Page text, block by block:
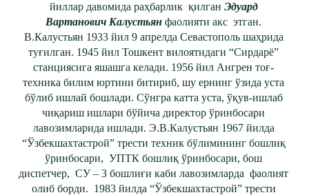
йиллар давомида раҳбарлик қилган Эдуард
Вартанович Калустьян фаолияти акс этган.
В.Калустьян 1933 йил 9 апрелда Севастополь шаҳрида
туғилган. 1945 йил Тошкент вилоятидаги “Сирдарё”
станциясига яшашга келади. 1956 йил Ангрен тоғ-
техника билим юртини битириб, шу ернинг ўзида уста
бўлиб ишлай бошлади. Сўнгра катта уста, ўқув-ишлаб
чиқариш ишлари бўйича директор ўринбосари
лавозимларида ишлади. Э.В.Калустьян 1967 йилда
“Ўзбекшахтастрой” трести техник бўлимининг бошлиқ
ўринбосари, УПТК бошлиқ ўринбосари, бош
диспетчер, СУ – 3 бошлиғи каби лавозимларда фаолият
олиб борди. 1983 йилда “Ўзбекшахтастрой” трести